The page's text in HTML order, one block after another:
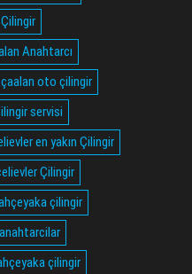
Anahtarcı
oto çilingir
servisi
en yakın Çilingir
Çilingir
çilingir
çilingir